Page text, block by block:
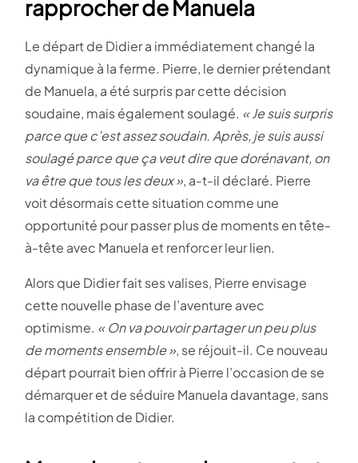
rapprocher de Manuela
Le départ de Didier a immédiatement changé la
dynamique à la ferme. Pierre, le dernier prétendant
de Manuela, a été surpris par cette décision
soudaine, mais également soulagé. « Je suis surpris
parce que c’est assez soudain. Après, je suis aussi
soulagé parce que ça veut dire que dorénavant, on
va être que tous les deux », a-t-il déclaré. Pierre
voit désormais cette situation comme une
opportunité pour passer plus de moments en tête-
à-tête avec Manuela et renforcer leur lien​.
Alors que Didier fait ses valises, Pierre envisage
cette nouvelle phase de l’aventure avec
optimisme. « On va pouvoir partager un peu plus
de moments ensemble », se réjouit-il. Ce nouveau
départ pourrait bien offrir à Pierre l’occasion de se
démarquer et de séduire Manuela davantage, sans
la compétition de Didier​.